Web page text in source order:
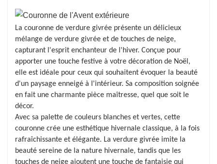
La couronne de verdure givrée présente un délicieux
mélange de verdure givrée et de touches de neige,
capturant l'esprit enchanteur de l'hiver. Conçue pour
apporter une touche festive à votre décoration de Noël,
elle est idéale pour ceux qui souhaitent évoquer la beauté
d'un paysage enneigé à l'intérieur. Sa composition soignée
en fait une charmante pièce maîtresse, quel que soit le
décor.
Avec sa palette de couleurs blanches et vertes, cette
couronne crée une esthétique hivernale classique, à la fois
rafraîchissante et élégante. La verdure givrée imite la
beauté sereine de la nature hivernale, tandis que les
touches de neige ajoutent une touche de fantaisie qui